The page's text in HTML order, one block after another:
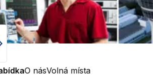
O násVolná místa